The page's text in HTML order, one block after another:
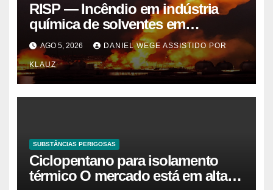
RISP — Incêndio em indústria
química de solventes em
Itaquaquecetuba/SP
(UNIQUIMA/Quema)
AGO 5, 2026 DANIEL WEGE ASSISTIDO POR
KLAUZ
SUBSTÂNCIAS PERIGOSAS
Ciclopentano para isolamento
térmico O mercado está em alta